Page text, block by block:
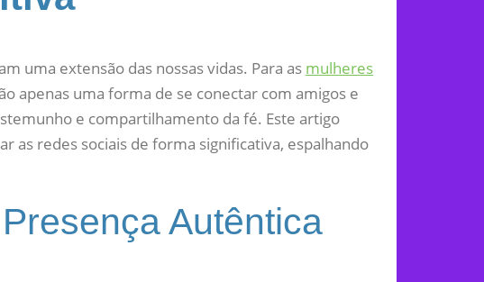
uma extensão das nossas vidas. Para as mulheres
apenas uma forma de se conectar com amigos e
e compartilhamento da fé. Este artigo
as redes sociais de forma significativa, espalhando
Autêntica